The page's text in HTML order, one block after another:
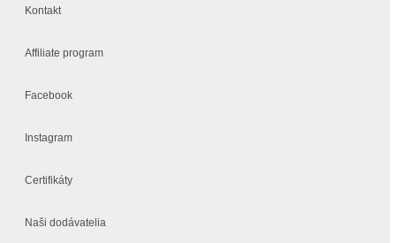
Kontakt
Affiliate program
Facebook
Instagram
Certifikáty
Naši dodávatelia